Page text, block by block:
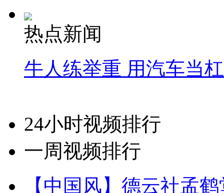
热点新闻
牛人练举重 用汽车当
24小时视频排行
一周视频排行
【中国风】德云社孟